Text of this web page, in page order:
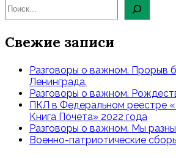
Свежие записи
Разговоры о важном. Прорыв
Ленинграда.
Разговоры о важном.
ПКЛ в Федеральном реестре
Книга Почета» 2022 года
Разговоры о важном. Мы
Военно-патриотические